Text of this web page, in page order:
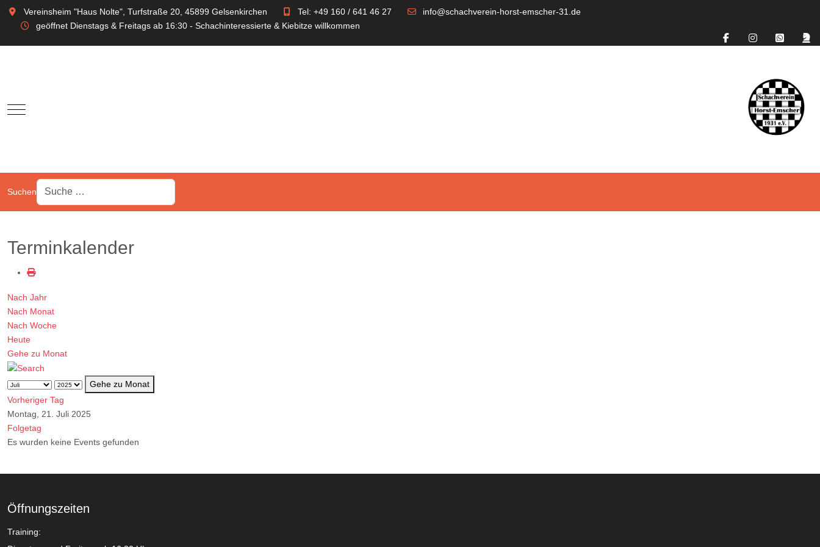
Vereinsheim "Haus Nolte", Turfstraße 20, 45899 Gelsenkirchen Tel: +49 160 / 641 46 27
info@schachverein-horst-emscher-31.de
geöffnet Dienstags & Freitags ab 16:30 - Schachinteressierte & Kiebitze willkommen
Mobile Menu Toggle
Suchen
Terminkalender
Nach Jahr
Nach Monat
Nach Woche
Heute
Gehe zu Monat
Gehe zu Monat
Vorheriger Tag
Montag, 21. Juli 2025
Folgetag
Es wurden keine Events gefunden
Öffnungszeiten
Training: